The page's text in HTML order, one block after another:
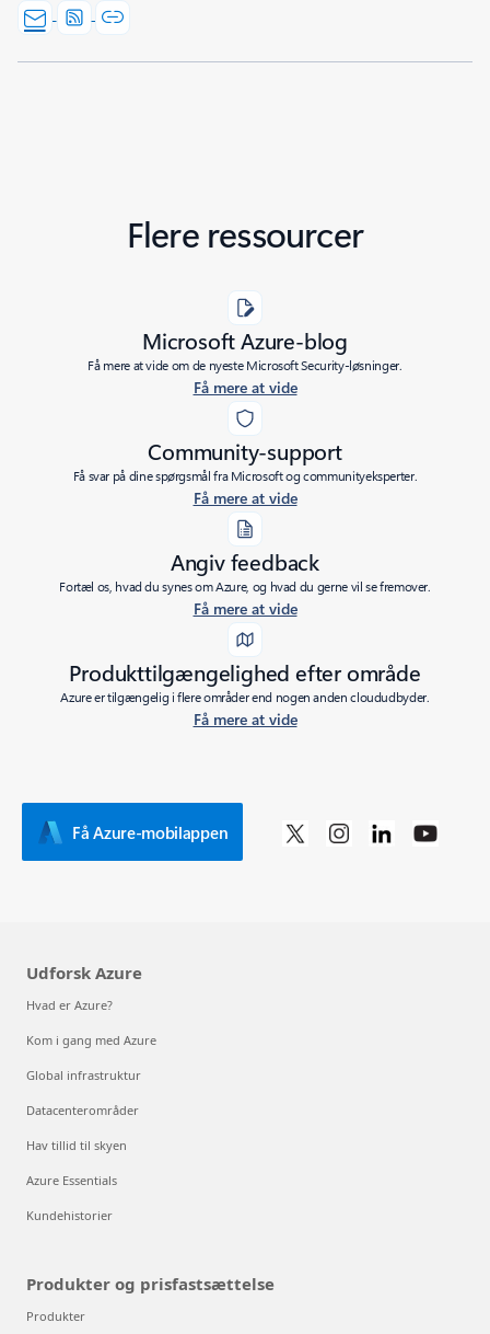
Flere ressourcer
Microsoft Azure-blog
Få mere at vide om de nyeste Microsoft Security-løsninger.
Få mere at vide
Community-support
Få svar på dine spørgsmål fra Microsoft og communityeksperter.
Få mere at vide
Angiv feedback
Fortæl os, hvad du synes om Azure, og hvad du gerne vil se fremover.
Få mere at vide
Produkttilgængelighed efter område
Azure er tilgængelig i flere områder end nogen anden cloududbyder.
Få mere at vide
Få Azure-mobilappen
Udforsk Azure
Hvad er Azure?
Kom i gang med Azure
Global infrastruktur
Datacenterområder
Hav tillid til skyen
Azure Essentials
Kundehistorier
Produkter og prisfastsættelse
Produkter